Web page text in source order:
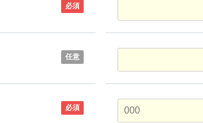
必須
任意
必須